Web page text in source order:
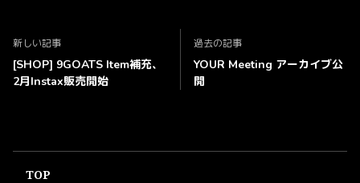
新しい記事
[SHOP] 9GOATS Item補充、
2月Instax販売開始
過去の記事
YOUR Meeting アーカイブ公
開
TOP